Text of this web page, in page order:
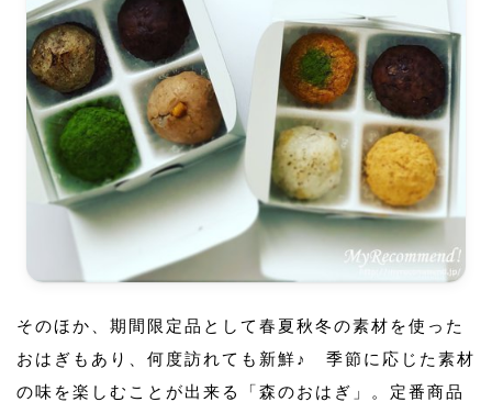
そのほか、期間限定品として春夏秋冬の素材を使った
おはぎもあり、何度訪れても新鮮♪ 季節に応じた素材
の味を楽しむことが出来る「森のおはぎ」。定番商品